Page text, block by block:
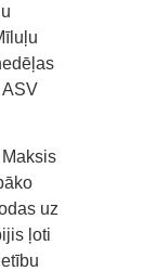
uz
ļoti